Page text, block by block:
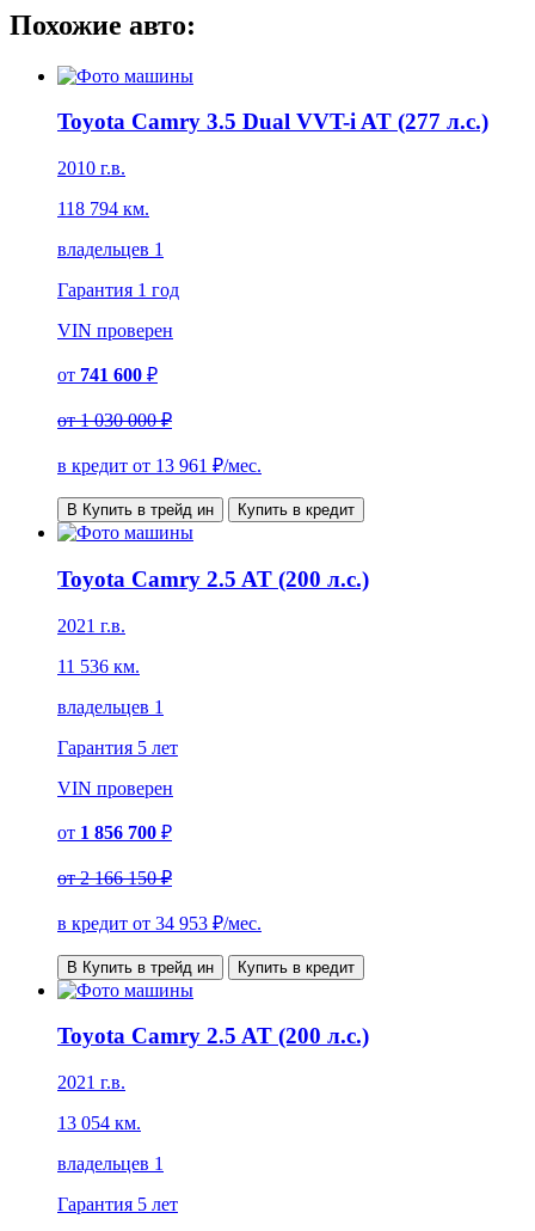
Похожие авто:
Toyota Camry 3.5 Dual VVT-i AT (277 л.с.)
2010 г.в.
118 794 км.
владельцев 1
Гарантия 1 год
VIN проверен
от 741 600 ₽
от1 030 000 ₽
в кредит от 13 961 ₽/мес.
В Купить в трейд ин Купить в кредит
Toyota Camry 2.5 AT (200 л.с.)
2021 г.в.
11 536 км.
владельцев 1
Гарантия 5 лет
VIN проверен
от 1 856 700 ₽
от2 166 150 ₽
в кредит от 34 953 ₽/мес.
В Купить в трейд ин Купить в кредит
Toyota Camry 2.5 AT (200 л.с.)
2021 г.в.
13 054 км.
владельцев 1
Гарантия 5 лет